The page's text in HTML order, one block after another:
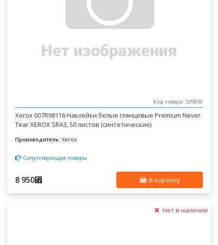
Код товара: 539850
Xerox 007R98116 Наклейки белые глянцевые Premium Never
Tear XEROX SRA3, 50 листов (синтетические)
Производитель: Xerox
Сопутствующие товары
8 950⃏ В корзину
Нет в наличии